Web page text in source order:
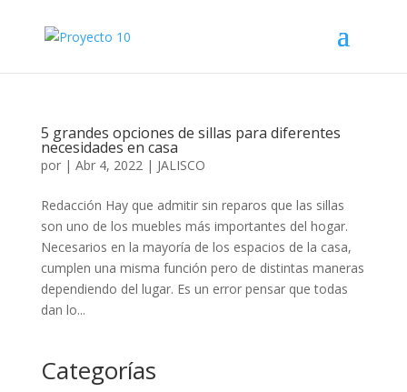
5 grandes opciones de sillas para diferentes
necesidades en casa
por | Abr 4, 2022| JALISCO
Redacción Hay que admitir sin reparos que las sillas
son uno de los muebles más importantes del hogar.
Necesarios en la mayoría de los espacios de la casa,
cumplen una misma función pero de distintas maneras
dependiendo del lugar. Es un error pensar que todas
dan lo...
Categorías